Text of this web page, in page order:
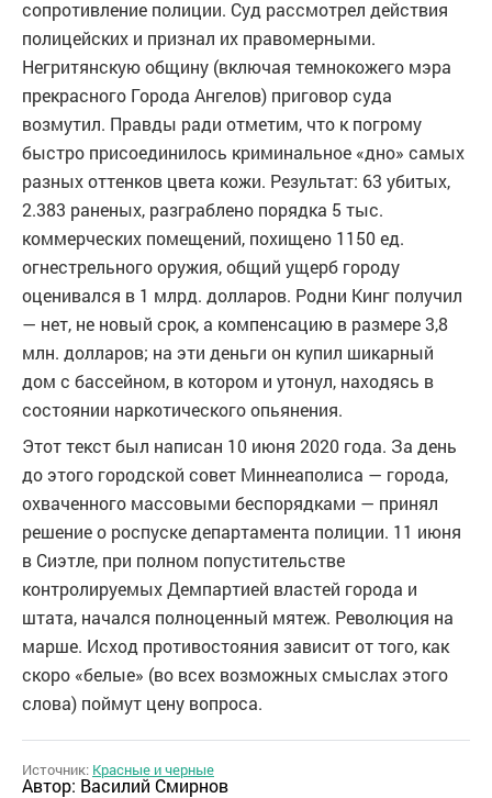
сопротивление полиции. Суд рассмотрел действия
полицейских и признал их правомерными.
Негритянскую общину (включая темнокожего мэра
прекрасного Города Ангелов) приговор суда
возмутил. Правды ради отметим, что к погрому
быстро присоединилось криминальное «дно» самых
разных оттенков цвета кожи. Результат: 63 убитых,
2.383 раненых, разграблено порядка 5 тыс.
коммерческих помещений, похищено 1150 ед.
огнестрельного оружия, общий ущерб городу
оценивался в 1 млрд. долларов. Родни Кинг получил
— нет, не новый срок, а компенсацию в размере 3,8
млн. долларов; на эти деньги он купил шикарный
дом с бассейном, в котором и утонул, находясь в
состоянии наркотического опьянения.
Этот текст был написан 10 июня 2020 года. За день
до этого городской совет Миннеаполиса — города,
охваченного массовыми беспорядками — принял
решение о роспуске департамента полиции. 11 июня
в Сиэтле, при полном попустительстве
контролируемых Демпартией властей города и
штата, начался полноценный мятеж. Революция на
марше. Исход противостояния зависит от того, как
скоро «белые» (во всех возможных смыслах этого
слова) поймут цену вопроса.
Источник: Красные и черные
Автор: Василий Смирнов